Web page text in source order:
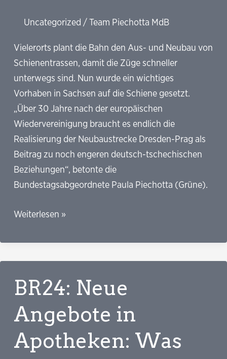
Uncategorized /Team Piechotta MdB
Vielerorts plant die Bahn den Aus- und Neubau von
Schienentrassen, damit die Züge schneller
unterwegs sind. Nun wurde ein wichtiges
Vorhaben in Sachsen auf die Schiene gesetzt.
„Über 30 Jahre nach der europäischen
Wiedervereinigung braucht es endlich die
Realisierung der Neubaustrecke Dresden-Prag als
Beitrag zu noch engeren deutsch-tschechischen
Beziehungen“, betonte die
Bundestagsabgeordnete Paula Piechotta (Grüne).
SZ:
billigt
Neubaustrecke
Prag
Weiterlesen »
BR24: Neue
Angebote in
Apotheken: Was